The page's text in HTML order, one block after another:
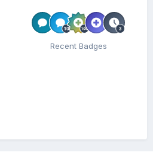
Recent Badges